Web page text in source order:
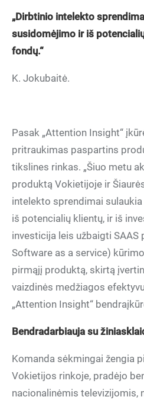
„Dirbtinio intelekto
susidomėjimo ir iš
fondų.“
K. Jokubaitė.
Pasak „Attention Insight“
pritraukimas paspartins
tikslines rinkas. „Šiuo metu
produktą Vokietijoje ir
intelekto sprendimai
iš potencialių klientų, ir iš
investicija leis užbaigti
Software as a service)
pirmąjį produktą, skirtą
vaizdinės medžiagos
„Attention Insight“
Bendradarbiauja su
Komanda sėkmingai žengia
Vokietijos rinkoje, pradėjo
nacionalinėmis televizijomis,